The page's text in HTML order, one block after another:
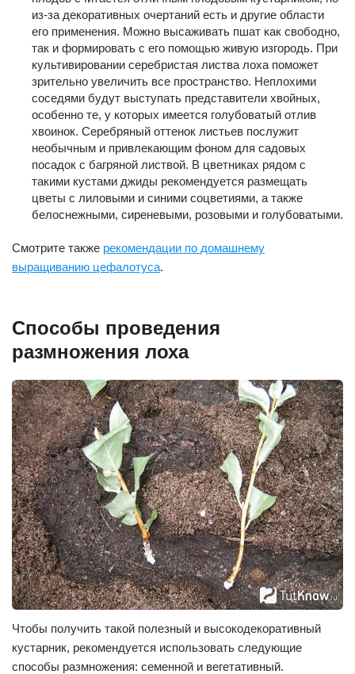
из-за декоративных очертаний есть и другие области
его применения. Можно высаживать пшат как свободно,
так и формировать с его помощью живую изгородь. При
культивировании серебристая листва лоха поможет
зрительно увеличить все пространство. Неплохими
соседями будут выступать представители хвойных,
особенно те, у которых имеется голубоватый отлив
хвоинок. Серебряный оттенок листьев послужит
необычным и привлекающим фоном для садовых
посадок с багряной листвой. В цветниках рядом с
такими кустами джиды рекомендуется размещать
цветы с лиловыми и синими соцветиями, а также
белоснежными, сиреневыми, розовыми и голубоватыми.
Смотрите также рекомендации по домашнему
выращиванию цефалотуса.
Способы проведения
размножения лоха
Чтобы получить такой полезный и высокодекоративный
кустарник, рекомендуется использовать следующие
способы размножения: семенной и вегетативный.